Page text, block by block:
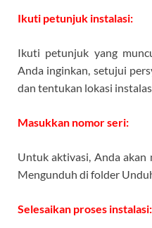
Ikuti petunjuk instalasi:
Ikuti petunjuk yang
Anda inginkan, setujui
dan tentukan lokasi
Masukkan nomor seri:
Untuk aktivasi, Anda akan
Mengunduh di folder
Selesaikan proses instalasi: